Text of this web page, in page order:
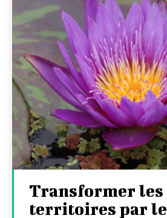
Transformer les
territoires par le